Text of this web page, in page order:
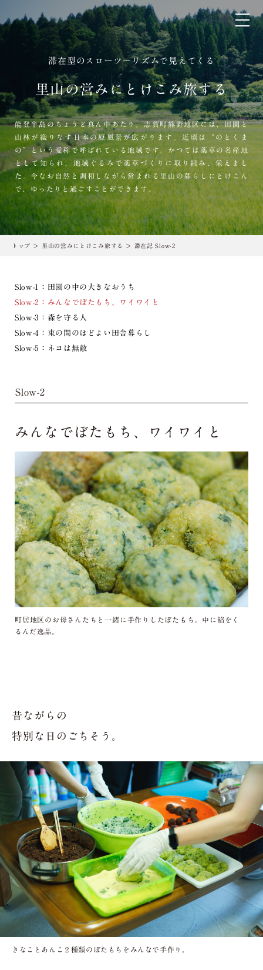
滞在型のスローツーリズムで見えてくる
里山の営みにとけこみ旅する
能登半島のちょうど真ん中あたり。志賀町熊野地区には、田園と
山林が織りなす日本の原風景が広がります。近頃は“のとくま
の”という愛称で呼ばれている地域です。かつては薬草の名産地
として知られ、地域ぐるみで薬草づくりに取り組み、栄えまし
た。今なお自然と調和しながら営まれる里山の暮らしにとけこん
で、ゆったりと過ごすことができます。
トップ 里山の営みにとけこみ旅する 滞在記 Slow-2
Slow-1：田園の中の大きなおうち
Slow-2：みんなでぼたもち、ワイワイと
Slow-3：森を守る人
Slow-4：束の間のほどよい田舎暮らし
Slow-5：ネコは無敵
Slow-2
みんなでぼたもち、 ワイワイと
町居地区のお母さんたちと一緒に手作りしたぼたもち。中に餡をく
るんだ逸品。
昔ながらの
特別な日のごちそう。
きなことあんこ２種類のぼたもちをみんなで手作り。